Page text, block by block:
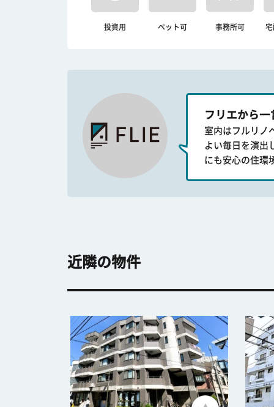
投資用 ペット可 事務所可 宅
フリエから一
室内はフルリノ
よい毎日を演出
にも安心の住環
近隣の物件